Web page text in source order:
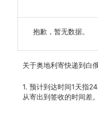
抱歉，暂无数据。
关于奥地利寄快递到白
1. 预计到达时间1天指
从寄出到签收的时间差。